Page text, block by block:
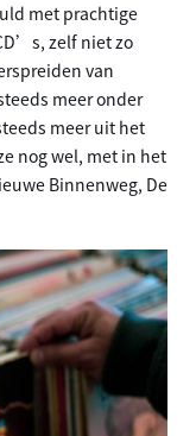
met prachtige
zelf niet zo
van
meer onder
meer uit het
nog wel, met in het
Binnenweg, De